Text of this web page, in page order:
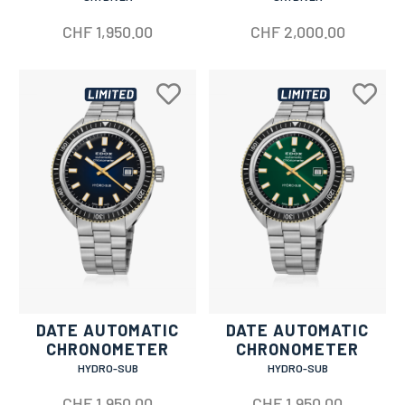
CHF 1,950.00 CHF2,000.00
DATE AUTOMATIC
CHRONOMETER
HYDRO-SUB
DATE AUTOMATIC
CHRONOMETER
HYDRO-SUB